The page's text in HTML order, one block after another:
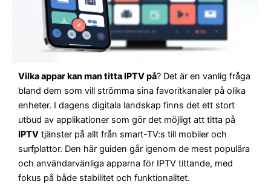
Vilka appar kan man titta IPTV på? Det är en vanlig fråga
bland dem som vill strömma sina favoritkanaler på olika
enheter. I dagens digitala landskap finns det ett stort
utbud av applikationer som gör det möjligt att titta på
IPTV tjänster på allt från smart-TV:s till mobiler och
surfplattor. Den här guiden går igenom de mest populära
och användarvänliga apparna för IPTV tittande, med
fokus på både stabilitet och funktionalitet.